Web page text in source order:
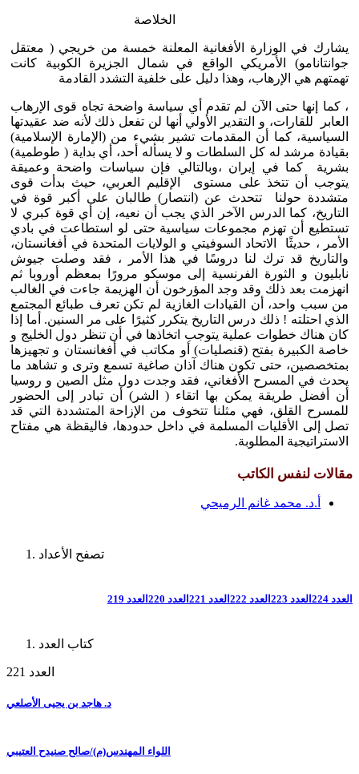
الخلاصة
يشارك في الوزارة الأفغانية المعلنة خمسة من خريجي ( معتقل
جوانتانامو) الأمريكي الواقع في شمال الجزيرة الكوبية كانت
تهمتهم هي الإرهاب، وهذا دليل على خلفية التشدد القادمة
، كما إنها حتى الآن لم تقدم أي سياسة واضحة تجاه قوى الإرهاب
العابر للقارات، و التقدير الأولي أنها لن تفعل ذلك لأنه ضد عقيدتها
السياسية، كما أن المقدمات تشير بشيء من (الإمارة الإسلامية)
بقيادة مرشد له كل السلطات و لا يسأله أحد، أي بداية ( طوطمية)
بشرية كما في إيران ،وبالتالي فإن سياسات واضحة وعميقة
يتوجب أن تتخذ على مستوى الإقليم العربي، حيث بدأت قوى
متشددة حولنا تتحدث عن (انتصار) طالبان على أكبر قوة في
التاريخ، كما الدرس الآخر الذي يجب أن نعيه، إن أي قوة كبري لا
تستطيع أن تهزم مجموعات سياسية حتى لو استطاعت في بادي
الأمر ، حديثًا الاتحاد السوفيتي و الولايات المتحدة في أفغانستان،
والتاريخ قد ترك لنا دروسًا في هذا الأمر ، فقد وصلت جيوش
نابليون و الثورة الفرنسية إلى موسكو مرورًا بمعظم أوروبا ثم
انهزمت بعد ذلك وقد وجد المؤرخون أن الهزيمة جاءت في الغالب
من سبب واحد، أن القيادات الغازية لم تكن تعرف طبائع المجتمع
الذي احتلته ! ذلك درس التاريخ يتكرر كثيرًا على مر السنين. أما إذا
كان هناك خطوات عملية يتوجب اتخاذها في أن تنظر دول الخليج و
خاصة الكبيرة بفتح (قنصليات) أو مكاتب في أفغانستان و تجهيزها
بمتخصصين، حتى تكون هناك آذان صاغية تسمع وترى و تشاهد ما
يحدث في المسرح الأفغاني، فقد وجدت دول مثل الصين و روسيا
أن أفضل طريقة يمكن بها اتقاء ( الشر) أن تبادر إلى الحضور
للمسرح القلق، فهي مثلنا تتخوف من الإزاحة المتشددة التي قد
تصل إلى الأقليات المسلمة في داخل حدودها، فاليقظة هي مفتاح
الاستراتيجية المطلوبة.
مقالات لنفس الكاتب
أ.د. محمد غانم الرميحي
تصفح الأعداد
العدد 224 العدد 223 العدد 222 العدد 221 العدد 220 العدد 219
كتاب العدد
العدد 221
د. هاجد بن يحيى الأصلعي
اللواء المهندس(م)/صالح صنيدح العتيبي